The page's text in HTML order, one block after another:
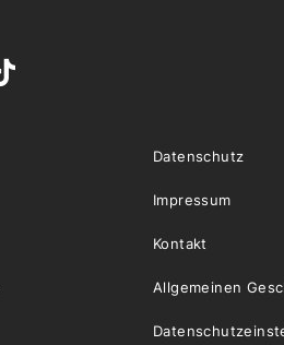
Datenschutz
Impressum
Kontakt
Allgemeinen